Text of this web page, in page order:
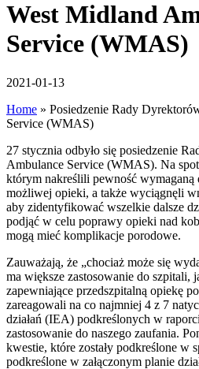
West Midland
Service (WMAS)
2021-01-13
Home » Posiedzenie Rady
Service (WMAS)
27 stycznia odbyło się posiedzenie
Ambulance Service (WMAS). Na
którym nakreślili pewność wymaganą
możliwej opieki, a także wyciągnęli
aby zidentyfikować wszelkie dalsze
podjąć w celu poprawy opieki nad
mogą mieć komplikacje porodowe.
Zauważają, że „chociaż może się
ma większe zastosowanie do szpitali,
zapewniające przedszpitalną opiekę
zareagowali na co najmniej 4 z 7
działań (IEA) podkreślonych w
zastosowanie do naszego zaufania.
kwestie, które zostały podkreślone w
podkreślone w załączonym planie